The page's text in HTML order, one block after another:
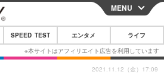
CLOSE
MENU
SPEED TEST エンタメ ライフ
2021.11.12（金）17:09